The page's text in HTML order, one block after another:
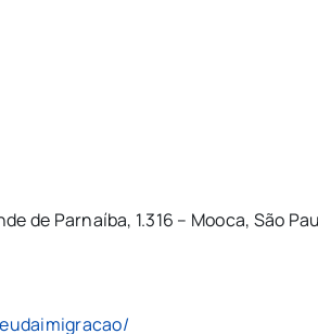
de Parnaíba, 1.316 – Mooca, São